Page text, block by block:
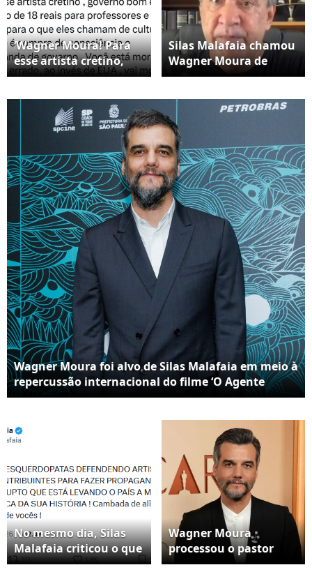
‘Wagner Moura! Para
esse artista cretino,
governo bom é dar
para professores e 18
bilhões para o que eles
chamam de cultura’,
postou Silas Malafaia
Silas Malafaia chamou
Wagner Moura de
‘artista cretino’ um dia
Wagner Moura foi alvo de Silas Malafaia em meio à
repercussão internacional do filme ‘O Agente
Secreto’
No mesmo dia, Silas
Malafaia criticou o que
ele chamou de ‘artista
Wagner Moura
processou o pastor
Silas Malafaia após